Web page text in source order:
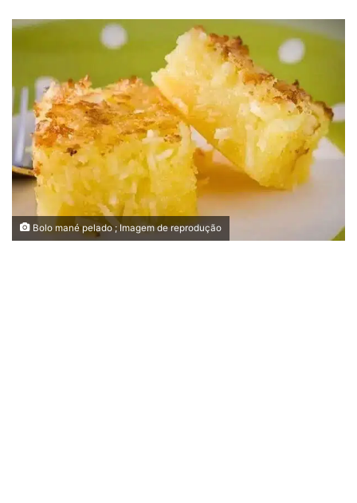
Bolo mané pelado ; Imagem de reprodução